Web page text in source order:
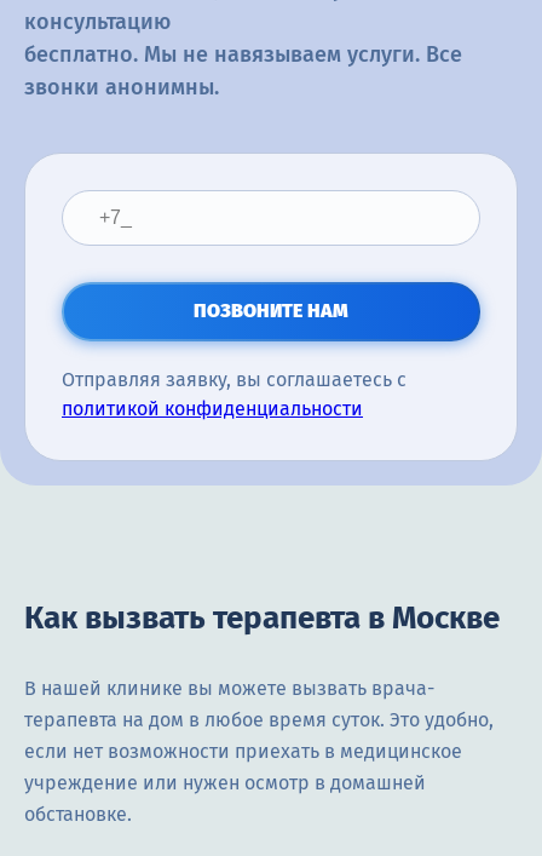
консультацию
бесплатно. Мы не навязываем услуги. Все
звонки анонимны.
ПОЗВОНИТЕ НАМ
Отправляя заявку, вы соглашаетесь с
политикой конфиденциальности
Как вызвать терапевта в Москве
В нашей клинике вы можете вызвать врача-
терапевта на дом в любое время суток. Это удобно,
если нет возможности приехать в медицинское
учреждение или нужен осмотр в домашней
обстановке.